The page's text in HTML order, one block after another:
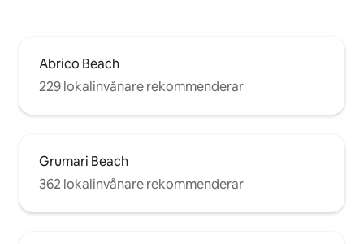
Abrico Beach
229 lokalinvånare rekommenderar
Grumari Beach
362 lokalinvånare rekommenderar